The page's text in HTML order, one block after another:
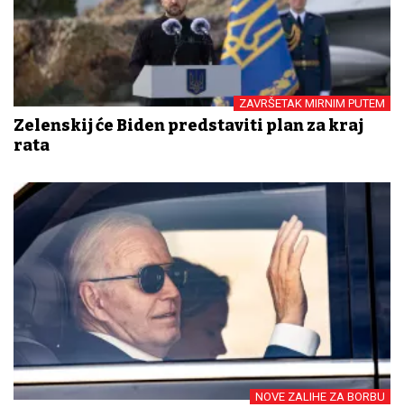
ZAVRŠETAK MIRNIM PUTEM
Zelenskij će Biden predstaviti plan za kraj
rata
NOVE ZALIHE ZA BORBU